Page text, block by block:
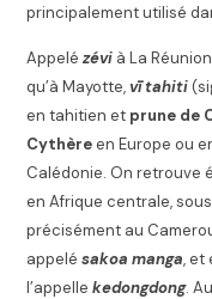
principalement utilisé
Appelézévi à La
qu’à Mayotte, vī tahiti
en tahitien et prune de
Cythèreen Europe ou
Calédonie. On retrouve
en Afrique centrale,
précisément au
appelésakoa manga, et
l’appellekedongdong.